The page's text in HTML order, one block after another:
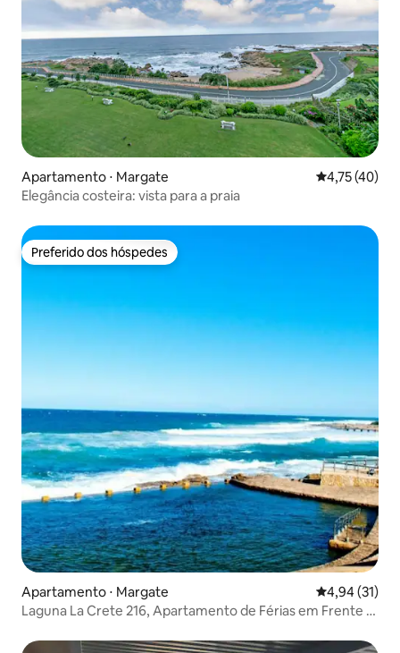
Apartamento ⋅ Margate 4,75 de uma
4,75 (40)
Elegância costeira: vista para a praia
Preferido dos hóspedes
Preferido dos hóspedes
Apartamento ⋅ Margate 4,94 de uma
4,94 (31)
Laguna La Crete 216, Apartamento de Férias em Frente à